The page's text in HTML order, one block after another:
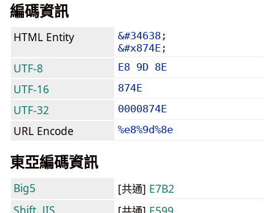
編碼資訊
HTML Entity
&#34638;
&#x874E;
UTF-8 E8 9D 8E
UTF-16 874E
UTF-32 0000874E
URL Encode %e8%9d%8e
東亞編碼資訊
Big5 [共通] E7B2
Shift_JIS